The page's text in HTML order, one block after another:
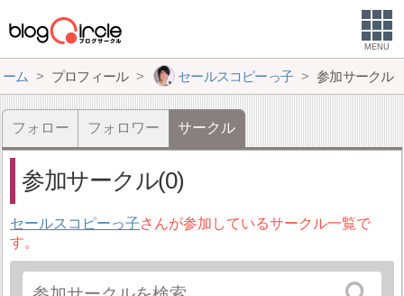
MENU
ム プロフィール セールスコピーっ子 参加サークル
フォロー フォロワー サークル
参加サークル(0)
セールスコピーっ子さんが参加しているサークル一覧で
す。